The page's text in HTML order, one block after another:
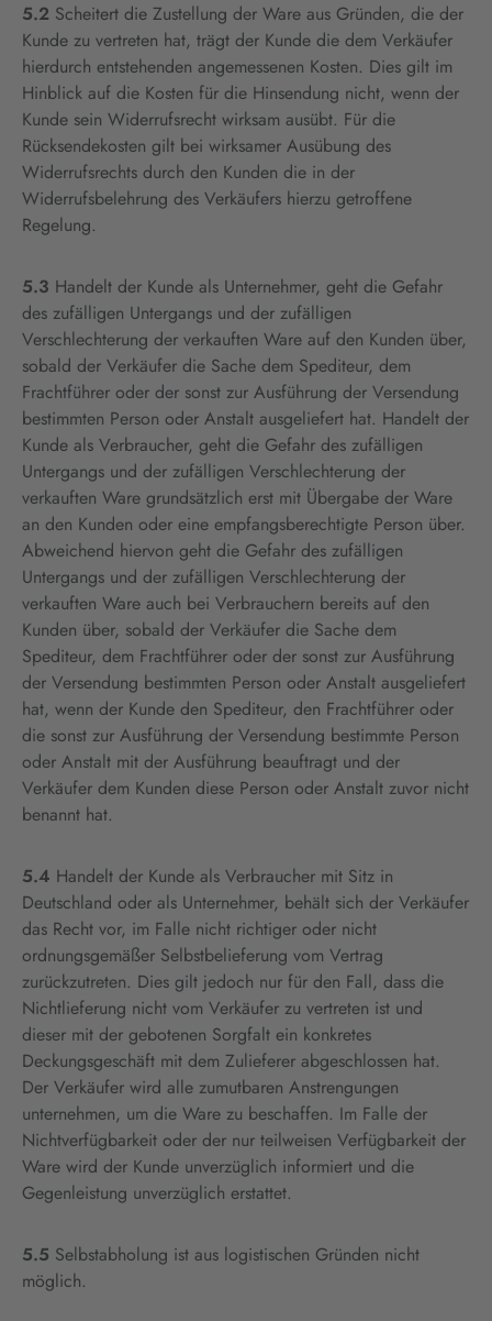
5.2 Scheitert die Zustellung der Ware aus Gründen, die der
Kunde zu vertreten hat, trägt der Kunde die dem Verkäufer
hierdurch entstehenden angemessenen Kosten. Dies gilt im
Hinblick auf die Kosten für die Hinsendung nicht, wenn der
Kunde sein Widerrufsrecht wirksam ausübt. Für die
Rücksendekosten gilt bei wirksamer Ausübung des
Widerrufsrechts durch den Kunden die in der
Widerrufsbelehrung des Verkäufers hierzu getroffene
Regelung.
5.3 Handelt der Kunde als Unternehmer, geht die Gefahr
des zufälligen Untergangs und der zufälligen
Verschlechterung der verkauften Ware auf den Kunden über,
sobald der Verkäufer die Sache dem Spediteur, dem
Frachtführer oder der sonst zur Ausführung der Versendung
bestimmten Person oder Anstalt ausgeliefert hat. Handelt der
Kunde als Verbraucher, geht die Gefahr des zufälligen
Untergangs und der zufälligen Verschlechterung der
verkauften Ware grundsätzlich erst mit Übergabe der Ware
an den Kunden oder eine empfangsberechtigte Person über.
Abweichend hiervon geht die Gefahr des zufälligen
Untergangs und der zufälligen Verschlechterung der
verkauften Ware auch bei Verbrauchern bereits auf den
Kunden über, sobald der Verkäufer die Sache dem
Spediteur, dem Frachtführer oder der sonst zur Ausführung
der Versendung bestimmten Person oder Anstalt ausgeliefert
hat, wenn der Kunde den Spediteur, den Frachtführer oder
die sonst zur Ausführung der Versendung bestimmte Person
oder Anstalt mit der Ausführung beauftragt und der
Verkäufer dem Kunden diese Person oder Anstalt zuvor nicht
benannt hat.
5.4 Handelt der Kunde als Verbraucher mit Sitz in
Deutschland oder als Unternehmer, behält sich der Verkäufer
das Recht vor, im Falle nicht richtiger oder nicht
ordnungsgemäßer Selbstbelieferung vom Vertrag
zurückzutreten. Dies gilt jedoch nur für den Fall, dass die
Nichtlieferung nicht vom Verkäufer zu vertreten ist und
dieser mit der gebotenen Sorgfalt ein konkretes
Deckungsgeschäft mit dem Zulieferer abgeschlossen hat.
Der Verkäufer wird alle zumutbaren Anstrengungen
unternehmen, um die Ware zu beschaffen. Im Falle der
Nichtverfügbarkeit oder der nur teilweisen Verfügbarkeit der
Ware wird der Kunde unverzüglich informiert und die
Gegenleistung unverzüglich erstattet.
5.5 Selbstabholung ist aus logistischen Gründen nicht
möglich.